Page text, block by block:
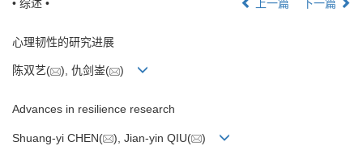
• 综述 • 上一篇 下一篇
心理韧性的研究进展
陈双艺( ), 仇剑崟( )
Advances in resilience research
Shuang-yi CHEN( ), Jian-yin QIU( )